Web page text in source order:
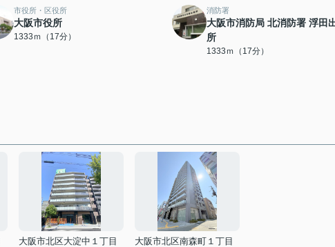
市役所・区役所
大阪市役所
1333ｍ（17分）
消防署
大阪市消防局 北消防署 浮田
所
1333ｍ（17分）
大阪市北区大淀中１丁目
大阪市北区南森町１丁目